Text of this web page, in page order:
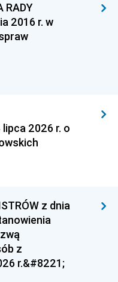
RADY
2016 r. w
lipca 2026 r. o
z dnia
z
r.&#8221;